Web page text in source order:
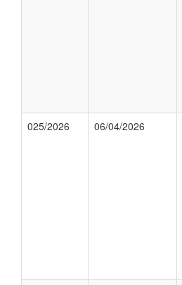
025/2026
06/04/2026